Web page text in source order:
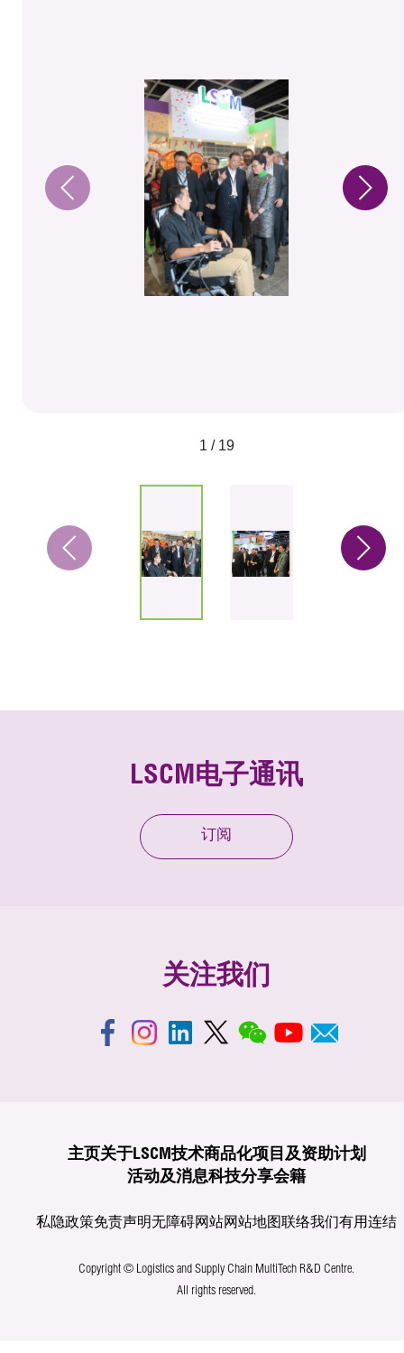
1 / 19
LSCM电子通讯
订阅
关注我们
主页关于LSCM技术商品化项目及资助计划
活动及消息科技分享会籍
私隐政策免责声明无障碍网站网站地图联络我们有用连结
Copyright © Logistics and Supply Chain MultiTech R&D Centre.
All rights reserved.